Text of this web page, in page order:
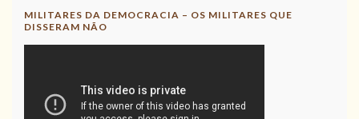
MILITARES DA DEMOCRACIA – OS MILITARES QUE
DISSERAM NÃO